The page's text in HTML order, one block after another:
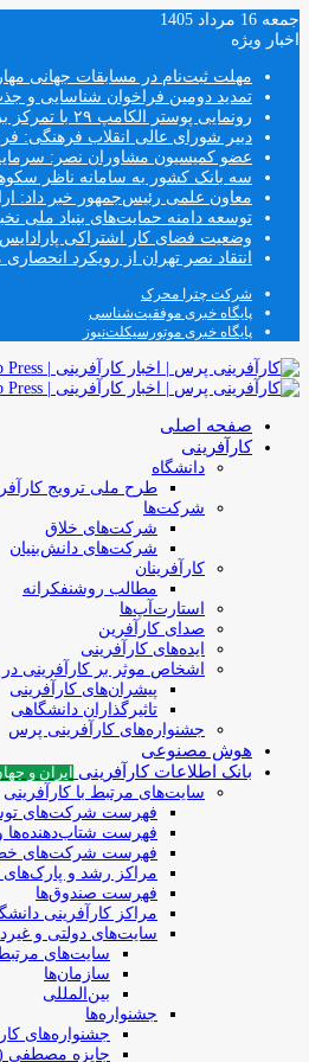
جمعه 16 مرداد 1405
اخبار ویژه
مهلت ثبت‌نام در مسابقات جهانی مهارت تا
تمدید دومین فراخوان شناسایی و
رونمایی پوستر الکامپ ۲۹ با تمرکز بر هوش مصنوعی و امنیت دیجیتال
دبیر شورای عالی انقلاب فرهنگی:
عضو کمیسیون مشاوران نصر:
سه بانک کشور به سامانه ناظر
معاون علمی رئیس‌جمهور خبر داد: ارائه
توسعه دامنه حمایت‌های بنیاد
وضعیت فضای کار اشتراکی
انتقاد نصر تهران از رویکرد
شرکت چترا محرک
پایگاه خبری موفقیت‌شناسی
پایگاه خبری موتورسیکلت‌نیوز
صفحه اصلی
کارآفرینی
دانشگاه
طرح ملی ترویج
شرکت‌ها
شرکت‌های خلاق
شرکت‌های دانش‌بنیان
کارآفرینان
مطالب روشنفکرانه
استارت‌آپ‌ها
صدای کارآفرین
ایده‌های کارآفرینی
اشخاص موثر بر کارآفرینی در
پیشران‌های کارآفرینی
تاثیرگذاران دانشگاهی
جشنواره‌های کارآفرینی‌ پرس
هوش مصنوعی
بانک اطلاعات کارآفرینی
ایران و
سایت‌های مرتبط با کارآفرینی
فهرست شرکت‌های‌‌
فهرست شتاب‌دهنده‌ها‌
فهرست شرکت‌های
مراکز رشد و پارک‌های
فهرست صندوق‌ها
مراکز کارآفرینی
سایت‌های دولتی و
سایت‌های
سازمان‌ها
بین‌المللی
جشنواره‌ها
جشنواره‌های
جایزه